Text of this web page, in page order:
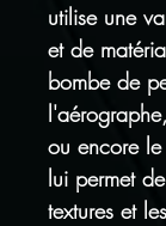
utilise une
et de
bombe de
ou encore
lui permet
textures et